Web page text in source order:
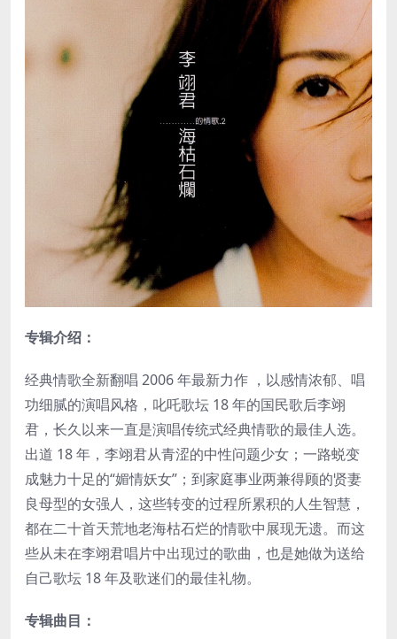
专辑介绍：
经典情歌全新翻唱 2006 年最新力作 ，以感情浓郁、唱
功细腻的演唱风格，叱吒歌坛 18 年的国民歌后李翊
君，长久以来一直是演唱传统式经典情歌的最佳人选。
出道 18 年，李翊君从青涩的中性问题少女；一路蜕变
成魅力十足的“媚情妖女”；到家庭事业两兼得顾的贤妻
良母型的女强人，这些转变的过程所累积的人生智慧，
都在二十首天荒地老海枯石烂的情歌中展现无遗。而这
些从未在李翊君唱片中出现过的歌曲，也是她做为送给
自己歌坛 18 年及歌迷们的最佳礼物。
专辑曲目：